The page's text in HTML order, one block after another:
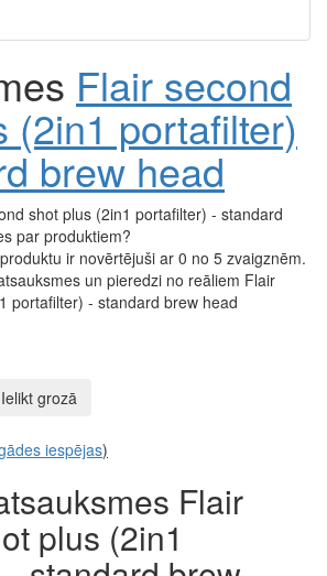
Flair second
(2in1 portafilter)
brew head
shot plus (2in1 portafilter) - standard
par produktiem?
ir novērtējuši ar 0 no 5 zvaigznēm.
un pieredzi no reāliem Flair
portafilter) - standard brew head
Ielikt grozā
iespējas)
Flair
plus (2in1